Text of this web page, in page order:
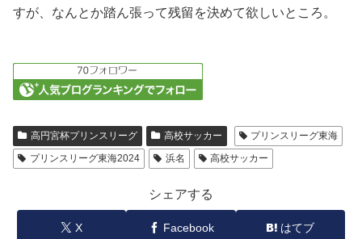
すが、なんとか踏ん張って残留を決めて欲しいところ。
高円宮杯プリンスリーグ 高校サッカー
プリンスリーグ東海
プリンスリーグ東海2024
浜名 高校サッカー
シェアする
X Facebook はてブ